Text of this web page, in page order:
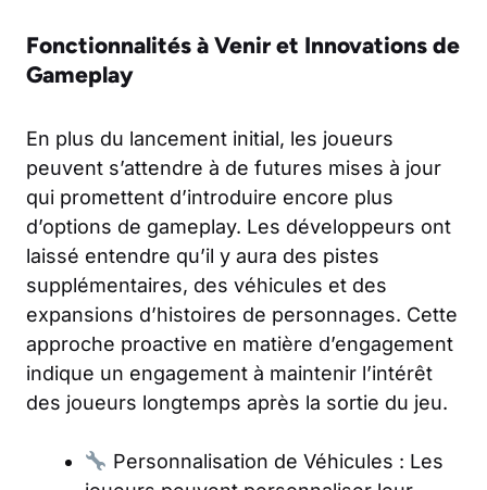
Fonctionnalités à Venir et Innovations de
Gameplay
En plus du lancement initial, les joueurs
peuvent s’attendre à de futures mises à jour
qui promettent d’introduire encore plus
d’options de gameplay. Les développeurs ont
laissé entendre qu’il y aura des pistes
supplémentaires, des véhicules et des
expansions d’histoires de personnages. Cette
approche proactive en matière d’engagement
indique un engagement à maintenir l’intérêt
des joueurs longtemps après la sortie du jeu.
Personnalisation de Véhicules : Les